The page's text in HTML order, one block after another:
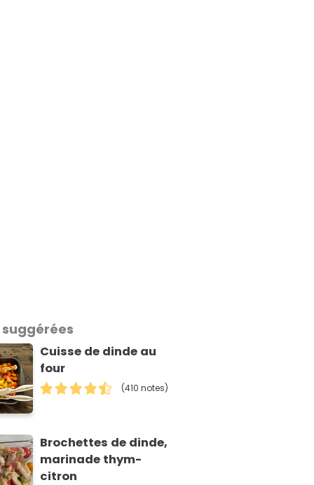
Cuisse de dinde au
four
(410 notes)
Brochettes de dinde,
marinade thym-
citron